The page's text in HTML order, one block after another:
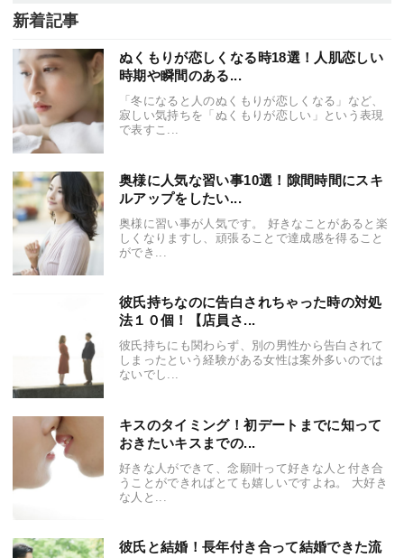
新着記事
ぬくもりが恋しくなる時18選！人肌恋しい
時期や瞬間のある...
「冬になると人のぬくもりが恋しくなる」など、
寂しい気持ちを「ぬくもりが恋しい」という表現
で表すこ...
奥様に人気な習い事10選！隙間時間にスキ
ルアップをしたい...
奥様に習い事が人気です。 好きなことがあると楽
しくなりますし、頑張ることで達成感を得ること
ができ...
彼氏持ちなのに告白されちゃった時の対処
法１０個！【店員さ...
彼氏持ちにも関わらず、別の男性から告白されて
しまったという経験がある女性は案外多いのでは
ないでし...
キスのタイミング！初デートまでに知って
おきたいキスまでの...
好きな人ができて、念願叶って好きな人と付き合
うことができればとても嬉しいですよね。 大好き
な人と...
彼氏と結婚！長年付き合って結婚できた流